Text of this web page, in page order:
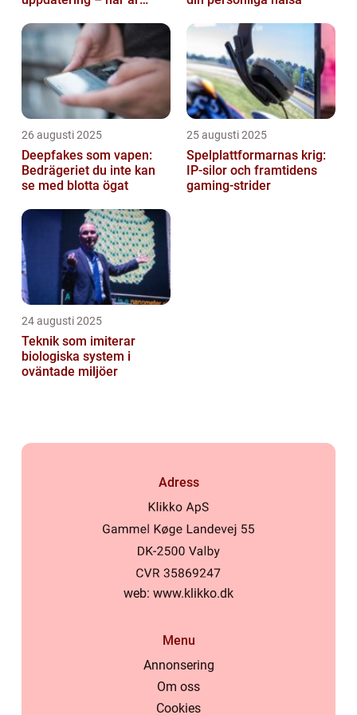
26 augusti 2025
Deepfakes som vapen:
Bedrägeriet du inte kan
se med blotta ögat
25 augusti 2025
Spelplattformarnas krig:
IP‑silor och framtidens
gaming‑strider
24 augusti 2025
Teknik som imiterar
biologiska system i
oväntade miljöer
Adress
web: www.klikko.dk
Menu
Annonsering
Om oss
Cookies